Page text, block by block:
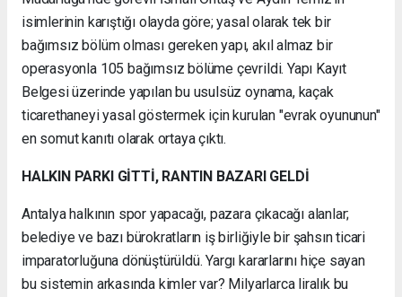
isimlerinin karıştığı olayda göre; yasal olarak tek bir
bağımsız bölüm olması gereken yapı, akıl almaz bir
operasyonla 105 bağımsız bölüme çevrildi. Yapı Kayıt
Belgesi üzerinde yapılan bu usulsüz oynama, kaçak
ticarethaneyi yasal göstermek için kurulan "evrak oyununun"
en somut kanıtı olarak ortaya çıktı.
HALKIN PARKI GİTTİ, RANTIN BAZARI GELDİ
Antalya halkının spor yapacağı, pazara çıkacağı alanlar;
belediye ve bazı bürokratların iş birliğiyle bir şahsın ticari
imparatorluğuna dönüştürüldü. Yargı kararlarını hiçe sayan
bu sistemin arkasında kimler var? Milyarlarca liralık bu